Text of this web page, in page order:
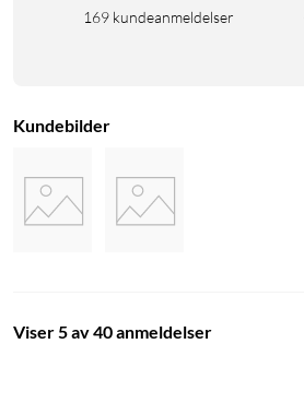
169 kundeanmeldelser
Kundebilder
Viser 5 av 40 anmeldelser